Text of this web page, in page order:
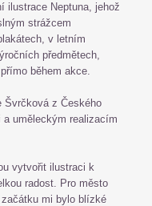
ilustrace Neptuna, jehož
strážcem
v letním
předmětech,
během akce.
Švrčková z Českého
uměleckým realizacím
vytvořit ilustraci k
radost. Pro město
mi bylo blízké